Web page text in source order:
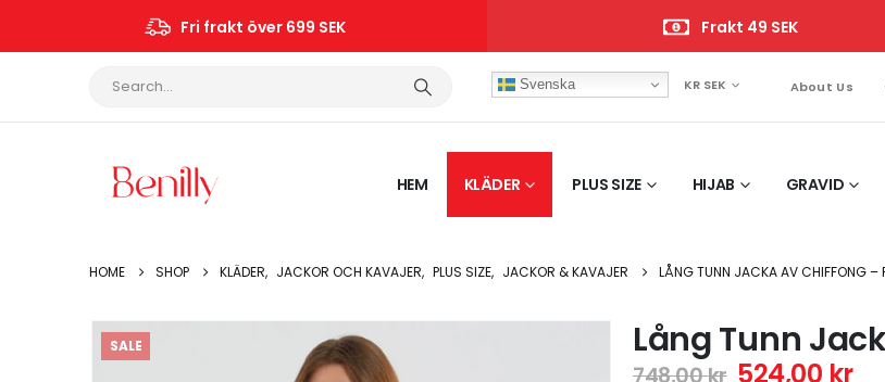
Fri frakt över 699 SEK Frakt 49 SEK
Svenska KR SEK About Us
HEM KLÄDER PLUS SIZE HIJAB GRAVID
HOME SHOP KLÄDER, JACKOR OCH KAVAJER, PLUS SIZE, JACKOR & KAVAJER LÅNG TUNN JACKA AV CHIFFONG –
SALE Lång Tunn
748,00kr 524,00 kr